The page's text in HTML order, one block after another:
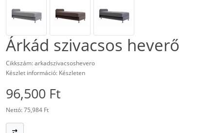
Árkád szivacsos heverő
Cikkszám: arkadszivacsoshevero
Készlet információ: Készleten
96,500 Ft
Nettó: 75,984 Ft